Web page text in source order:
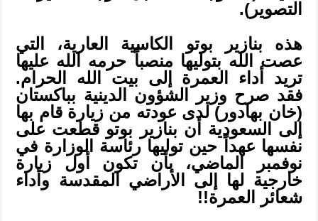
التصوير).
هذه بنازير بوتو الكاسية العارية، التي
عصت الله بتوليها منصباً حرمه الله عليها
تريد أداء العمرة إلى بيت الله الحرام.
فقد صرح وزير الشؤون الدينية بباكستان
(خان بهادور) لدى عودته من زيارة قام بها
إلى السعودية أن بنازير بوتو قطعت على
نفسها عهداً حين توليها رئاسة الوزارة في
نوفمبر الماضي، بأن تكون أول زيارة
خارجية لها إلى الأراضي المقدسة وأداء
شعائر العمرة!!